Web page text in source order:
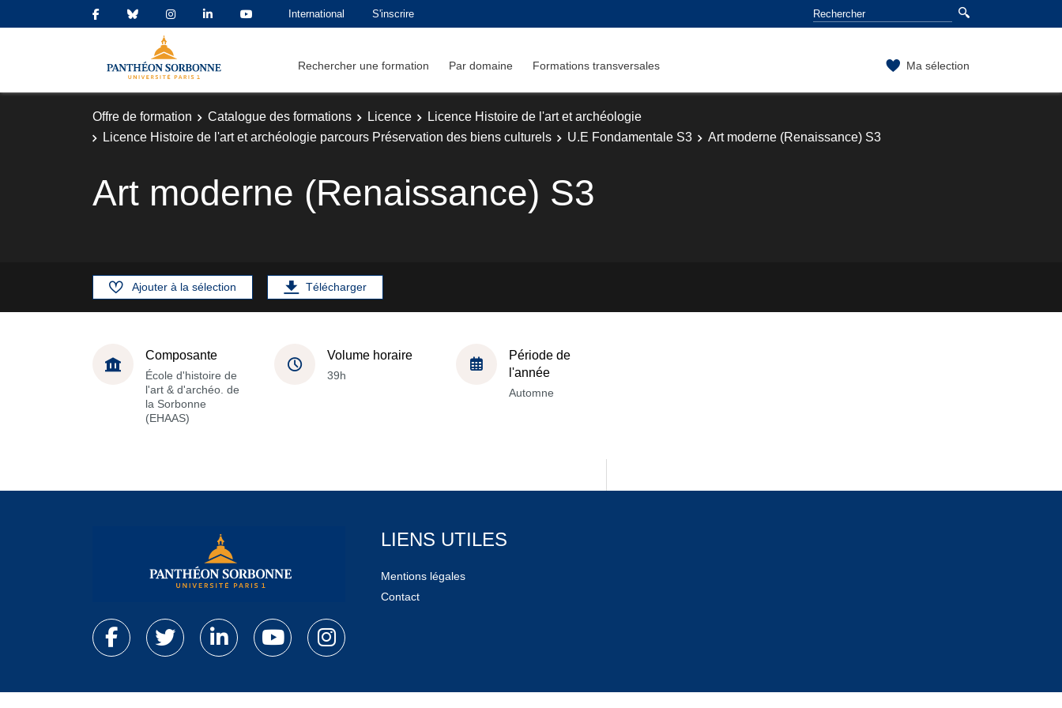
International S'inscrire
Rechercher une formation Par domaine Formations transversales Ma sélection
Offre de formation Catalogue des formations Licence
Licence Histoire de l'art et archéologie
Licence Histoire de l'art et archéologie parcours Préservation des biens culturels
U.E Fondamentale S3 Art moderne (Renaissance) S3
Art moderne (Renaissance) S3
Ajouter à la sélection Télécharger
Composante
École d'histoire de
l'art & d'archéo. de
la Sorbonne
(EHAAS)
Volume horaire
39h
Période de
l'année
Automne
LIENS UTILES
Mentions légales
Contact